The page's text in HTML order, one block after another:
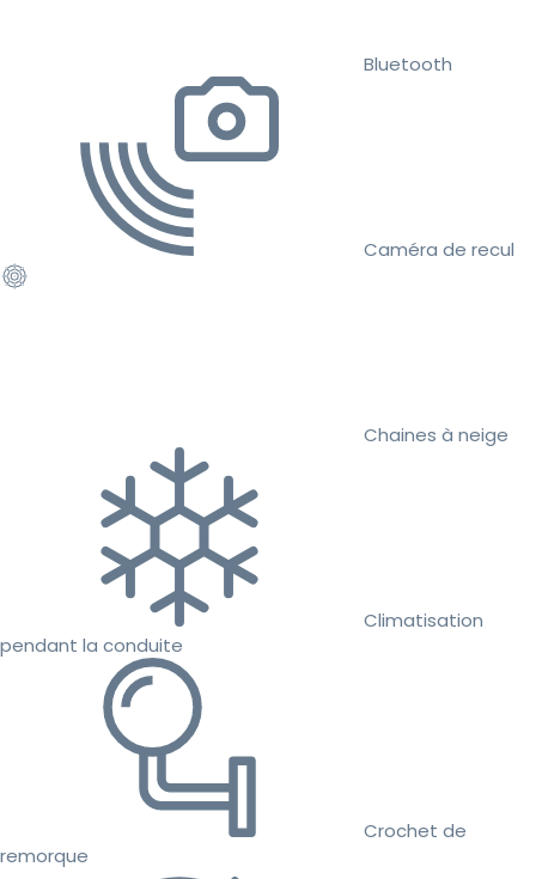
Bluetooth
Caméra de recul
Chaines à neige
Climatisation
pendant la conduite
Crochet de
remorque